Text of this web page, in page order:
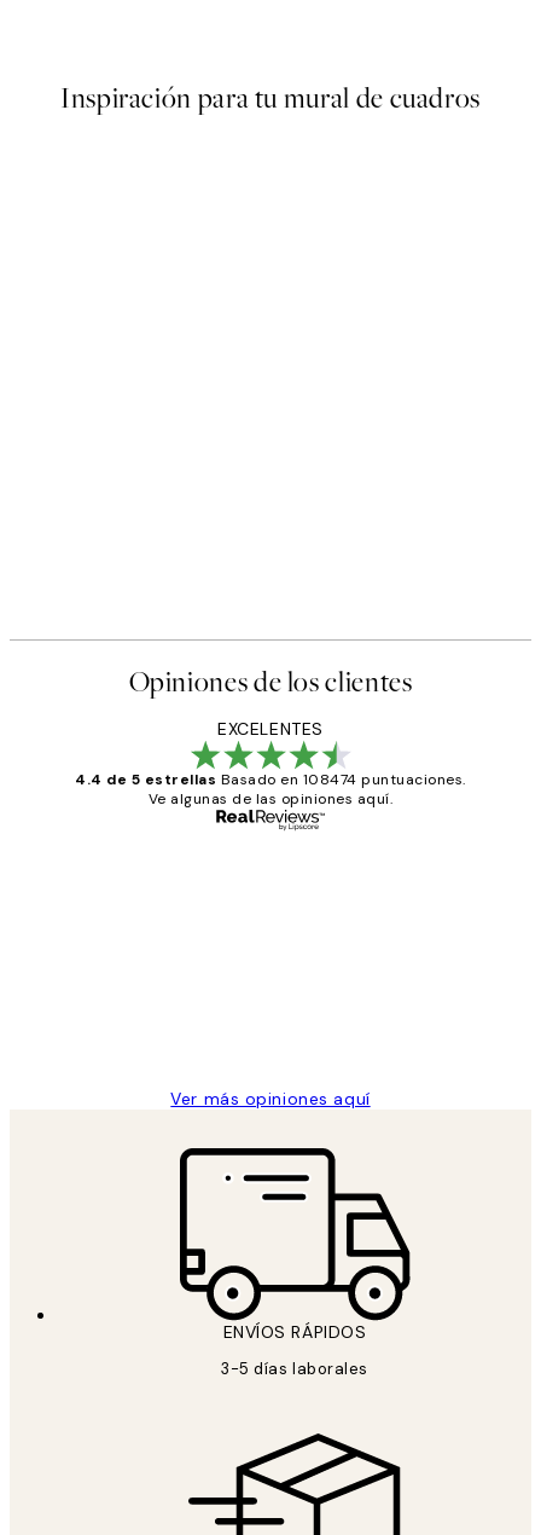
Inspiración para tu mural de cuadros
Opiniones de los clientes
EXCELENTES
4.4 de 5 estrellas Basado en 108474 puntuaciones.
Ve algunas de las opiniones aquí.
Ver más opiniones aquí
ENVÍOS RÁPIDOS
3-5 días laborales